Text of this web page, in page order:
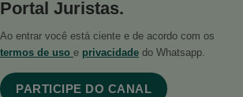
Portal Juristas.
Ao entrar você está ciente e de acordo com os
termos de uso e privacidade do Whatsapp.
PARTICIPE DO CANAL